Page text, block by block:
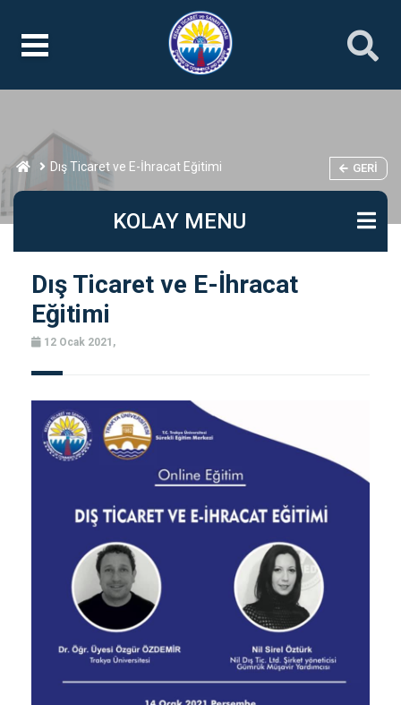
Dış Ticaret ve E-İhracat Eğitimi GERI
KOLAY MENU
Dış Ticaret ve E-İhracat
Eğitimi
12 Ocak 2021,